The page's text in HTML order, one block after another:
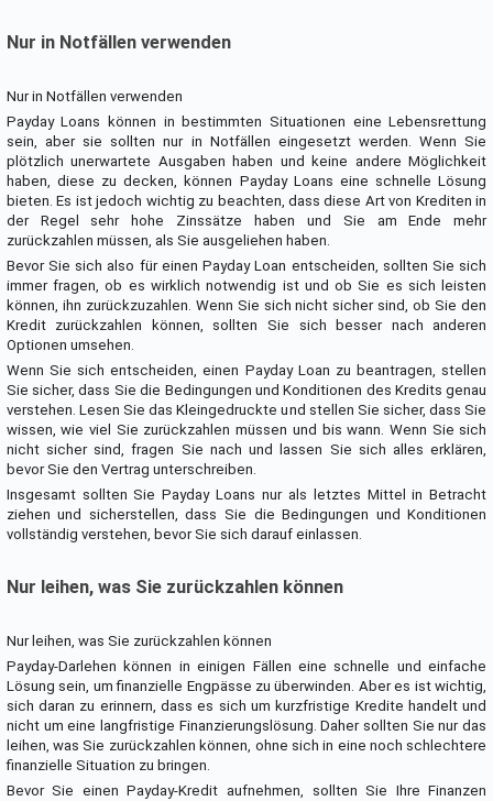
Nur in Notfällen verwenden
Nur in Notfällen verwenden
Payday Loans können in bestimmten Situationen eine Lebensrettung
sein, aber sie sollten nur in Notfällen eingesetzt werden. Wenn Sie
plötzlich unerwartete Ausgaben haben und keine andere Möglichkeit
haben, diese zu decken, können Payday Loans eine schnelle Lösung
bieten. Es ist jedoch wichtig zu beachten, dass diese Art von Krediten in
der Regel sehr hohe Zinssätze haben und Sie am Ende mehr
zurückzahlen müssen, als Sie ausgeliehen haben.
Bevor Sie sich also für einen Payday Loan entscheiden, sollten Sie sich
immer fragen, ob es wirklich notwendig ist und ob Sie es sich leisten
können, ihn zurückzuzahlen. Wenn Sie sich nicht sicher sind, ob Sie den
Kredit zurückzahlen können, sollten Sie sich besser nach anderen
Optionen umsehen.
Wenn Sie sich entscheiden, einen Payday Loan zu beantragen, stellen
Sie sicher, dass Sie die Bedingungen und Konditionen des Kredits genau
verstehen. Lesen Sie das Kleingedruckte und stellen Sie sicher, dass Sie
wissen, wie viel Sie zurückzahlen müssen und bis wann. Wenn Sie sich
nicht sicher sind, fragen Sie nach und lassen Sie sich alles erklären,
bevor Sie den Vertrag unterschreiben.
Insgesamt sollten Sie Payday Loans nur als letztes Mittel in Betracht
ziehen und sicherstellen, dass Sie die Bedingungen und Konditionen
vollständig verstehen, bevor Sie sich darauf einlassen.
Nur leihen, was Sie zurückzahlen können
Nur leihen, was Sie zurückzahlen können
Payday-Darlehen können in einigen Fällen eine schnelle und einfache
Lösung sein, um finanzielle Engpässe zu überwinden. Aber es ist wichtig,
sich daran zu erinnern, dass es sich um kurzfristige Kredite handelt und
nicht um eine langfristige Finanzierungslösung. Daher sollten Sie nur das
leihen, was Sie zurückzahlen können, ohne sich in eine noch schlechtere
finanzielle Situation zu bringen.
Bevor Sie einen Payday-Kredit aufnehmen, sollten Sie Ihre Finanzen